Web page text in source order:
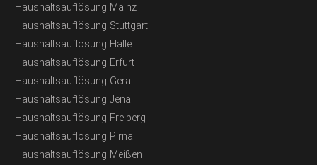
Haushaltsauflösung Mainz
Haushaltsauflösung Stuttgart
Haushaltsauflösung Halle
Haushaltsauflösung Erfurt
Haushaltsauflösung Gera
Haushaltsauflösung Jena
Haushaltsauflösung Freiberg
Haushaltsauflösung Pirna
Haushaltsauflösung Meißen